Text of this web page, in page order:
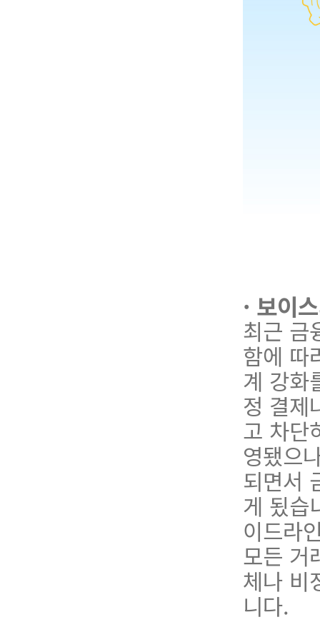
· 보이
최근 금
함에 따
계 강화
정 결제
고 차단
영됐으
되면서
게 됬
이드라
모든 거
체나 비
니다.